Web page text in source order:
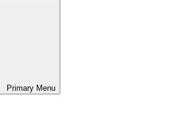
Primary Menu